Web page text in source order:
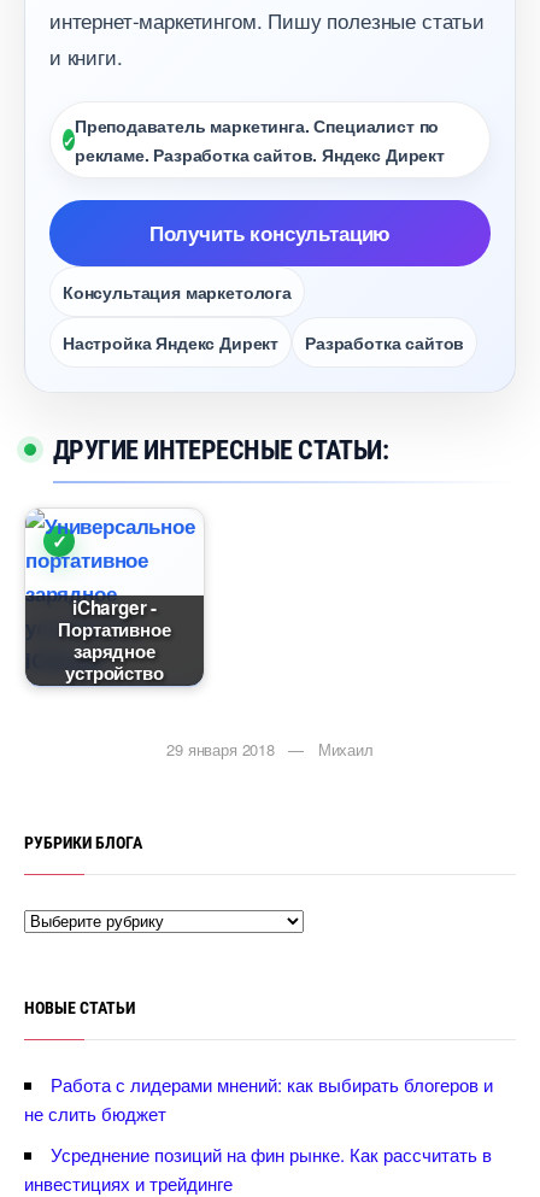
интернет-маркетингом. Пишу полезные статьи
и книги.
Преподаватель маркетинга. Специалист по
рекламе. Разработка сайтов. Яндекс Директ
Получить консультацию
Консультация маркетолога
Настройка Яндекс Директ Разработка сайто
ДРУГИЕ ИНТЕРЕСНЫЕ СТАТЬИ:
iCharger -
Портативное
зарядное
устройство
29 января 2018 — Михаил
РУБРИКИ БЛОГА
НОВЫЕ СТАТЬИ
Работа с лидерами мнений: как выбирать блогеров и
не слить бюджет
Усреднение позиций на фин рынке. Как рассчитать
инвестициях и трейдинге